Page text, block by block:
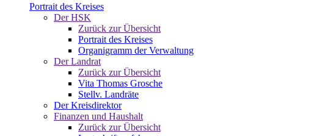
Portrait des Kreises
Der HSK
Zurück zur Übersicht
Portrait des Kreises
Organigramm der Verwaltung
Der Landrat
Zurück zur Übersicht
Vita Thomas Grosche
Stellv. Landräte
Der Kreisdirektor
Finanzen und Haushalt
Zurück zur Übersicht